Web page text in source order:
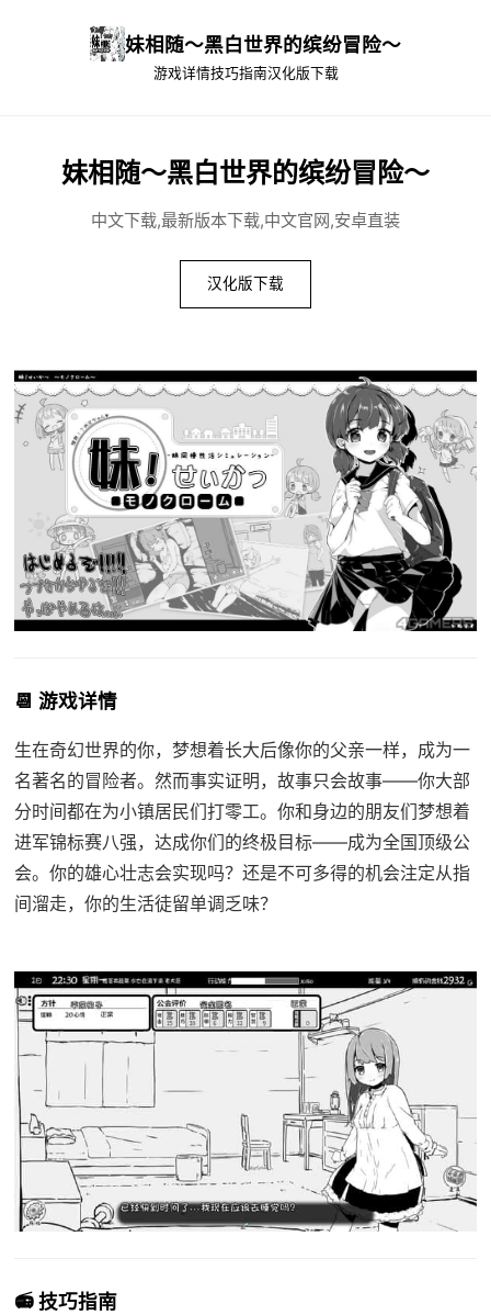
妹相随～黑白世界的缤纷冒险～
游戏详情技巧指南汉化版下载
妹相随～黑白世界的缤纷冒险～
中文下载,最新版本下载,中文官网,安卓直装
汉化版下载
📆 游戏详情
生在奇幻世界的你，梦想着长大后像你的父亲一样，成为一
名著名的冒险者。然而事实证明，故事只会故事——你大部
分时间都在为小镇居民们打零工。你和身边的朋友们梦想着
进军锦标赛八强，达成你们的终极目标——成为全国顶级公
会。你的雄心壮志会实现吗？还是不可多得的机会注定从指
间溜走，你的生活徒留单调乏味？
📻 技巧指南